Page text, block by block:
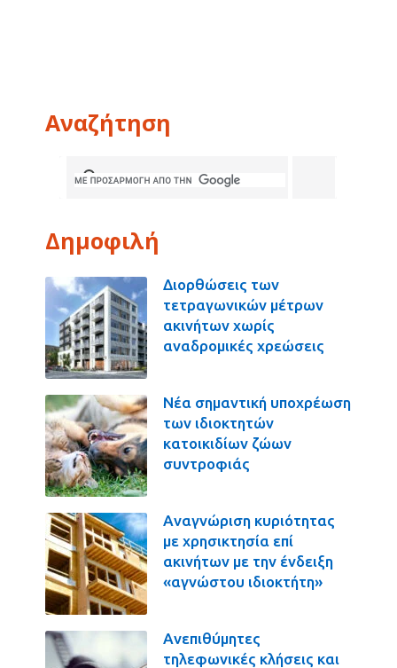
Αναζήτηση
Δημοφιλή
Διορθώσεις των
τετραγωνικών μέτρων
ακινήτων χωρίς
αναδρομικές χρεώσεις
Νέα σημαντική υποχρέωση
των ιδιοκτητών
κατοικιδίων ζώων
συντροφιάς
Αναγνώριση κυριότητας
με χρησικτησία επί
ακινήτων με την ένδειξη
«αγνώστου ιδιοκτήτη»
Ανεπιθύμητες
τηλεφωνικές κλήσεις και